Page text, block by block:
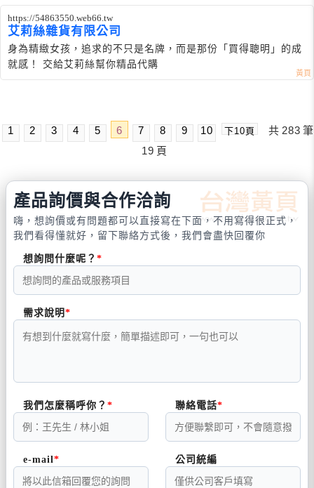
https://54863550.web66.tw
艾莉絲雜貨有限公司
身為精緻女孩，追求的不只是名牌，而是那份「買得聰明」的成
就感！ 交給艾莉絲幫你精品代購
1 2 3 4 5 6 7 8 9 10 下10頁 共 283 筆
19 頁
產品詢價與合作洽詢
嗨，想詢價或有問題都可以直接寫在下面，不用寫得很正式，
我們看得懂就好，留下聯絡方式後，我們會盡快回覆你
想詢問什麼呢？
需求說明
我們怎麼稱呼你？ 聯絡電話
e-mail 公司統編